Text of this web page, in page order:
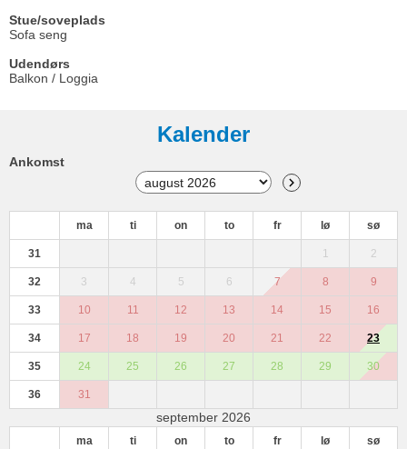
Stue/soveplads
Sofa seng
Udendørs
Balkon / Loggia
Kalender
Ankomst
ma ti on to fr lø sø
31 1 2
32 3 4 5 6 7 8 9
33 10 11 12 13 14 15 16
34 17 18 19 20 21 22 23
35 24 25 26 27 28 29 30
36 31
september 2026
ma ti on to fr lø sø